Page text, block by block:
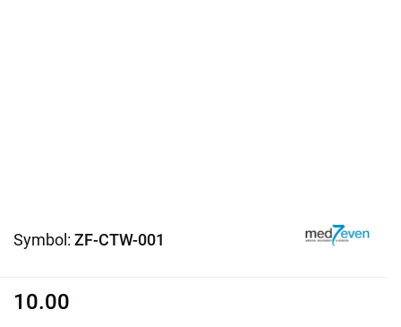
Symbol: ZF-CTW-001
10.00